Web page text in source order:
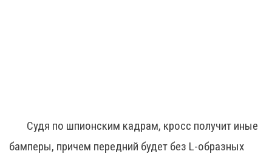
Судя по шпионским кадрам, кросс получит иные
бамперы, причем передний будет без L-образных